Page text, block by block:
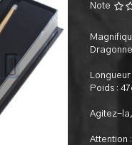
Note
Longueur
Poids :
Agitez-
Attention